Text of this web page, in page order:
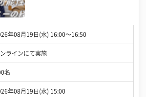
年08月19日(水) 16:00〜16:50
ラインにて実施
名
年08月19日(水) 15:00